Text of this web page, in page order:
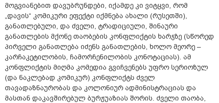
მოგვიანებით დავუბრუნდები, იქამდე კი ვიტყვი, რომ
„დავის“ კომიკური ეფექტი იქმნება ახალი (რუსეთში),
განათლებული, და ძველი, ტრადიციული, შინაური
განათლების მქონე თაობების კონფლიქტის ხარჯზე (სწორედ
პირველი განათლება იძენს განათლების, ხოლო მეორე –
კარჩაკეტილობის, ჩამორჩენილობის კონოტაციას). ამ
კონფლიქტის მიღმა კომედია გვიჩვენებს უფრო სერიოზულ
(და ნაკლებად კომიკურ) კონფლიქტს ძველ
თავადაზნაურობას და კოლონიურ ადმინისტრაციას და
მასთან დაკავშირებულ ბურჟუაზიას შორის. ძველი თაობა,